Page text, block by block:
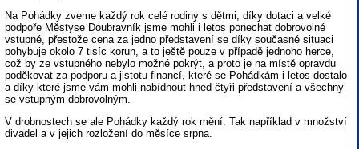
Na Pohádky zveme každý rok celé rodiny s dětmi, díky dotaci a velké
podpoře Městyse Doubravník jsme mohli i letos ponechat dobrovolné
vstupné, přestože cena za jedno představení se díky současné situaci
pohybuje okolo 7 tisíc korun, a to ještě pouze v případě jednoho herce,
což by ze vstupného nebylo možné pokrýt, a proto je na místě opravdu
poděkovat za podporu a jistotu financí, které se Pohádkám i letos dostalo
a díky které jsme vám mohli nabídnout hned čtyři představení a všechny
se vstupným dobrovolným.
V drobnostech se ale Pohádky každý rok mění. Tak například v množství
divadel a v jejich rozložení do měsíce srpna.